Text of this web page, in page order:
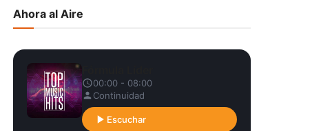
Ahora al Aire
00:00 - 08:00
Continuidad
Escuchar